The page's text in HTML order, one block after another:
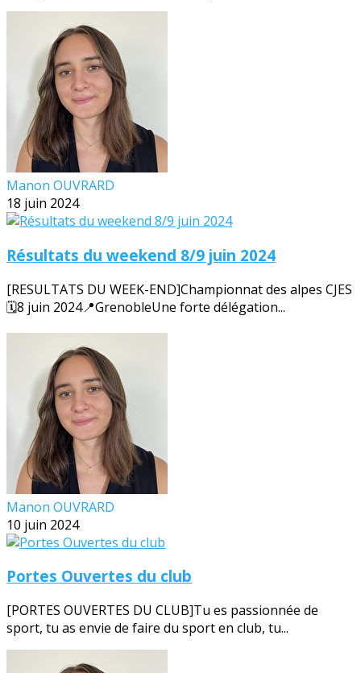
Manon OUVRARD
18 juin 2024
Résultats du weekend 8/9 juin 2024
[RESULTATS DU WEEK-END]Championnat des alpes CJES
🗓️8 juin 2024📍GrenobleUne forte délégation...
Manon OUVRARD
10 juin 2024
Portes Ouvertes du club
[PORTES OUVERTES DU CLUB]Tu es passionnée de
sport, tu as envie de faire du sport en club, tu...